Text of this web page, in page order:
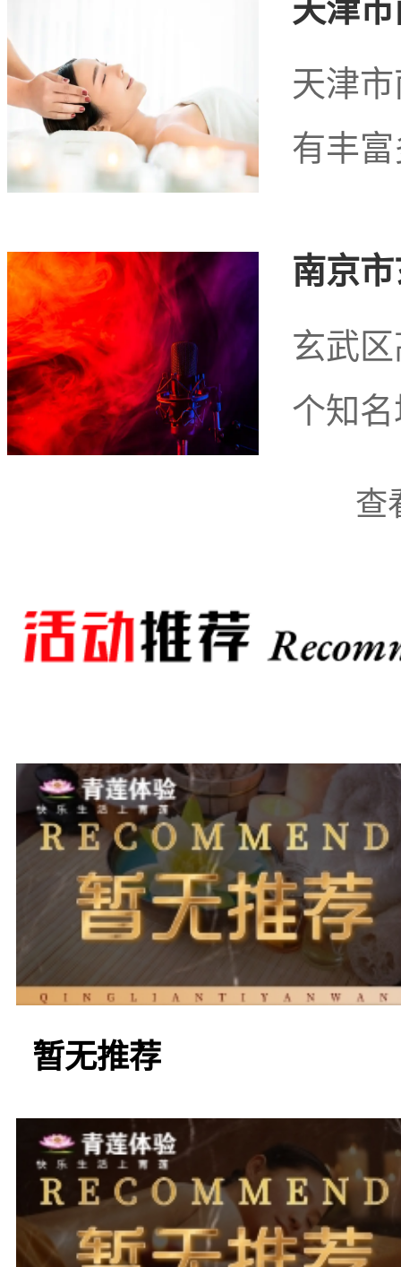
玉溪市聂耳公园
在玉溪市聂耳公园
民们放松身心、享受生
其中一家备受推崇
全，服务专业周到。步
的氛围所包围，仿佛一
泉会所拥有各式各样的
摩服务，让你在享受舒
彻底放松。
天津
天津
有丰
南京
玄武
个知
查
暂无推荐